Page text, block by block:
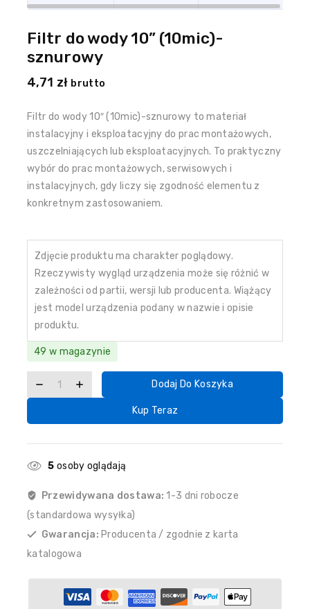
Filtr do wody 10” (10mic)-
sznurowy
4,71 zł brutto
Filtr do wody 10″ (10mic)-sznurowy to materiał
instalacyjny i eksploatacyjny do prac montażowych,
uszczelniających lub eksploatacyjnych. To praktyczny
wybór do prac montażowych, serwisowych i
instalacyjnych, gdy liczy się zgodność elementu z
konkretnym zastosowaniem.
Zdjęcie produktu ma charakter poglądowy.
Rzeczywisty wygląd urządzenia może się różnić w
zależności od partii, wersji lub producenta. Wiążący
jest model urządzenia podany w nazwie i opisie
produktu.
49 w magazynie
Dodaj Do Koszyka
Kup Teraz
5 osoby oglądają
Przewidywana dostawa: 1-3 dni robocze
(standardowa wysyłka)
Gwarancja: Producenta / zgodnie z karta
katalogowa